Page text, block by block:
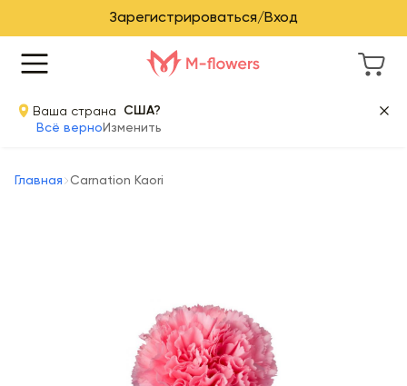
Зарегистрироваться/Вход
Ваша страна
США?
Всё верно Изменить
Главная Carnation Kaori